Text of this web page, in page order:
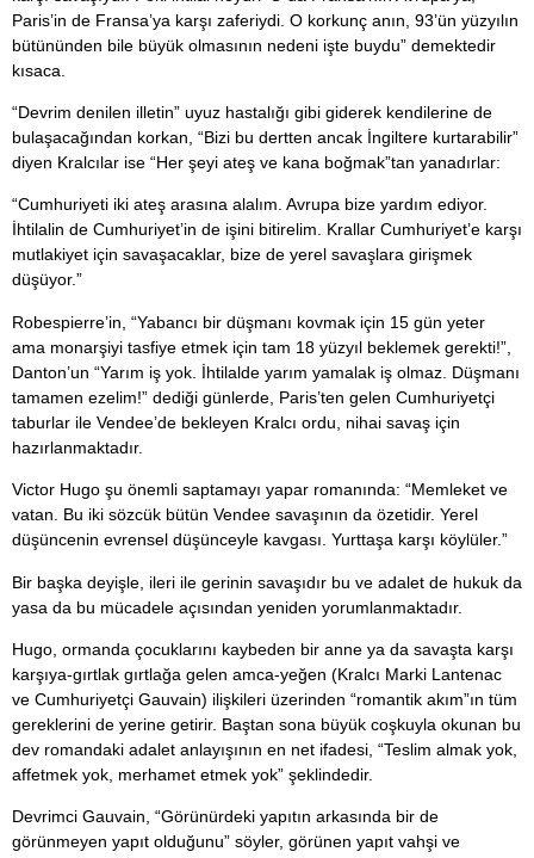
Paris’in de Fransa’ya karşı zaferiydi. O korkunç anın, 93’ün yüzyılın
bütününden bile büyük olmasının nedeni işte buydu” demektedir
kısaca.
“Devrim denilen illetin” uyuz hastalığı gibi giderek kendilerine de
bulaşacağından korkan, “Bizi bu dertten ancak İngiltere kurtarabilir”
diyen Kralcılar ise “Her şeyi ateş ve kana boğmak”tan yanadırlar:
“Cumhuriyeti iki ateş arasına alalım. Avrupa bize yardım ediyor.
İhtilalin de Cumhuriyet’in de işini bitirelim. Krallar Cumhuriyet’e karşı
mutlakiyet için savaşacaklar, bize de yerel savaşlara girişmek
düşüyor.”
Robespierre’in, “Yabancı bir düşmanı kovmak için 15 gün yeter
ama monarşiyi tasfiye etmek için tam 18 yüzyıl beklemek gerekti!”,
Danton’un “Yarım iş yok. İhtilalde yarım yamalak iş olmaz. Düşmanı
tamamen ezelim!” dediği günlerde, Paris’ten gelen Cumhuriyetçi
taburlar ile Vendee’de bekleyen Kralcı ordu, nihai savaş için
hazırlanmaktadır.
Victor Hugo şu önemli saptamayı yapar romanında: “Memleket ve
vatan. Bu iki sözcük bütün Vendee savaşının da özetidir. Yerel
düşüncenin evrensel düşünceyle kavgası. Yurttaşa karşı köylüler.”
Bir başka deyişle, ileri ile gerinin savaşıdır bu ve adalet de hukuk da
yasa da bu mücadele açısından yeniden yorumlanmaktadır.
Hugo, ormanda çocuklarını kaybeden bir anne ya da savaşta karşı
karşıya-gırtlak gırtlağa gelen amca-yeğen (Kralcı Marki Lantenac
ve Cumhuriyetçi Gauvain) ilişkileri üzerinden “romantik akım”ın tüm
gereklerini de yerine getirir. Baştan sona büyük coşkuyla okunan bu
dev romandaki adalet anlayışının en net ifadesi, “Teslim almak yok,
affetmek yok, merhamet etmek yok” şeklindedir.
Devrimci Gauvain, “Görünürdeki yapıtın arkasında bir de
görünmeyen yapıt olduğunu” söyler, görünen yapıt vahşi ve